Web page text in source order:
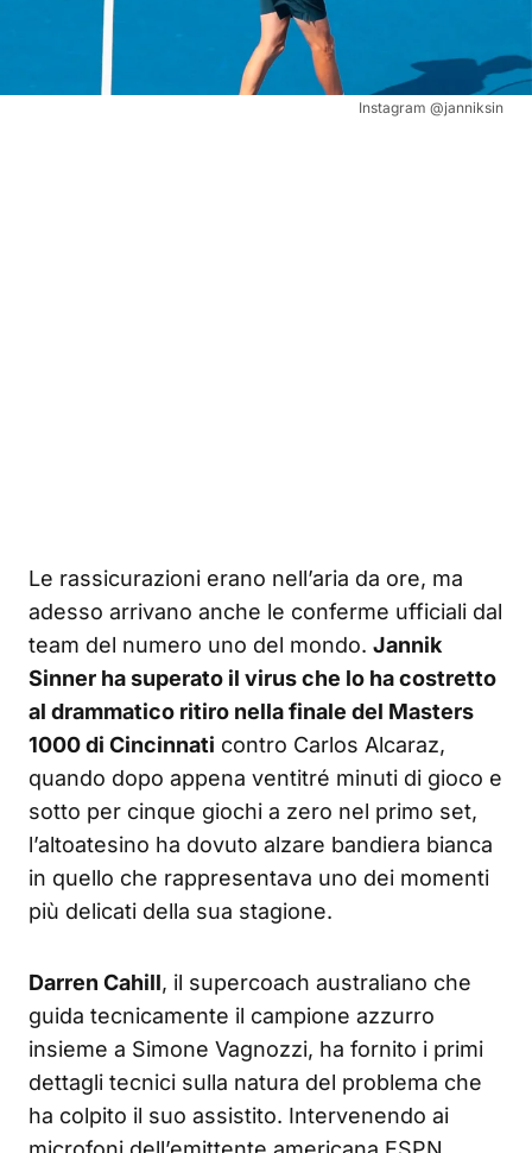
Instagram @janniksin
Le rassicurazioni erano nell’aria da ore, ma
adesso arrivano anche le conferme ufficiali dal
team del numero uno del mondo. Jannik
Sinner ha superato il virus che lo ha costretto
al drammatico ritiro nella finale del Masters
1000 di Cincinnati contro Carlos Alcaraz,
quando dopo appena ventitré minuti di gioco e
sotto per cinque giochi a zero nel primo set,
l’altoatesino ha dovuto alzare bandiera bianca
in quello che rappresentava uno dei momenti
più delicati della sua stagione.
Darren Cahill, il supercoach australiano che
guida tecnicamente il campione azzurro
insieme a Simone Vagnozzi, ha fornito i primi
dettagli tecnici sulla natura del problema che
ha colpito il suo assistito. Intervenendo ai